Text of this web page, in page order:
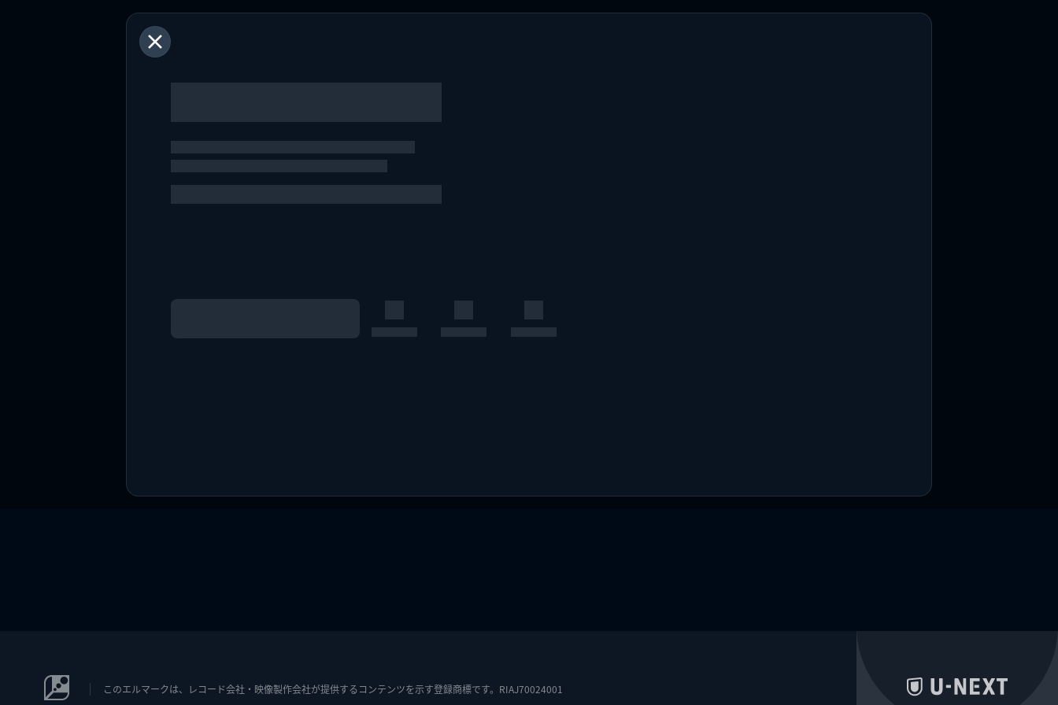
このエルマークは、レコード会社・映像製作会社が提供するコンテンツを示す登録商標です。RIAJ70024001